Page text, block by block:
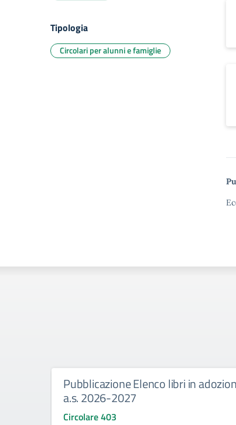
Tipologia
Circolari per alunni e famiglie
Pubblicazione Elenco libri in
a.s. 2026-2027
Circolare 403